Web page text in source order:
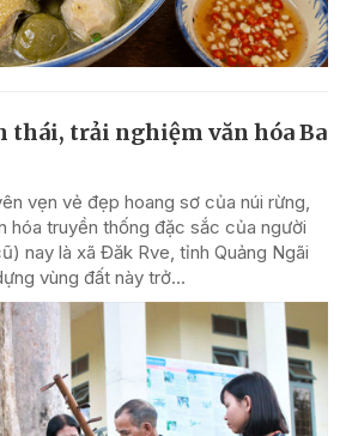
thái, trải nghiệm văn hóa Ba
vẹn vẻ đẹp hoang sơ của núi rừng,
hóa truyền thống đặc sắc của người
nay là xã Đăk Rve, tỉnh Quảng Ngãi
vùng đất này trở...